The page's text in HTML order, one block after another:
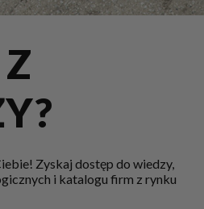
Zyskaj dostęp do wiedzy,
i katalogu firm z rynku